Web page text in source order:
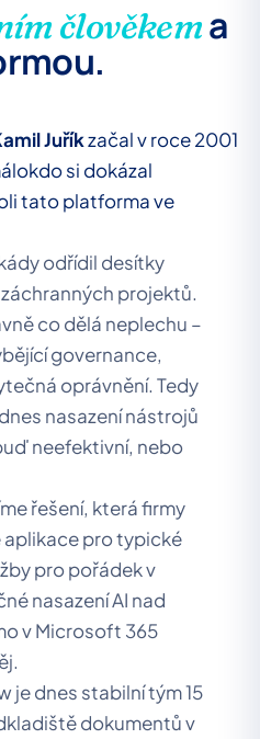
člověkema
Juříkzačal v roce 2001
si dokázal
tato platforma ve
odřídil desítky
projektů.
co dělá neplechu –
governance,
oprávnění. Tedy
nasazení nástrojů
neefektivní, nebo
řešení, která firmy
pro typické
pro pořádek v
nasazení AI nad
v Microsoft 365
je dnes stabilní tým 15
dokumentů v